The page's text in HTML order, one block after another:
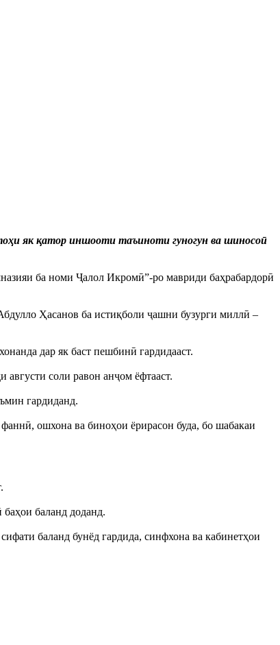
як қатор иншооти таъиноти гуногун ва шиносоӣ
ба номи Ҷалол Икромӣ”-ро мавриди баҳрабардорӣ
Ҳасанов ба истиқболи ҷашни бузурги миллӣ –
дар як баст пешбинӣ гардидааст.
соли равон анҷом ёфтааст.
гардиданд.
ошхона ва биноҳои ёрирасон буда, бо шабакаи
баланд доданд.
баланд бунёд гардида, синфхона ва кабинетҳои